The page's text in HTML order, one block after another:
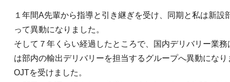
１年間A先輩から指導と引き継ぎを受け、同期と私は新設
って異動になりました。
そして７年くらい経過したところで、国内デリバリー業
は部内の輸出デリバリーを担当するグループへ異動にな
OJTを受けました。